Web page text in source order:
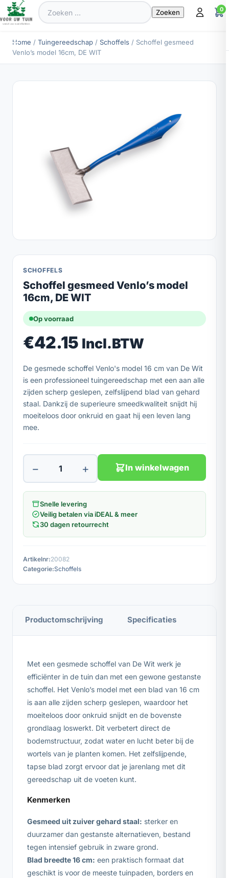
Zoeken
naar:
0
Home / Tuingereedschap / Schoffels / Schoffel gesmeed
Venlo’s model 16cm, DE WIT
SCHOFFELS
Schoffel gesmeed Venlo’s model
16cm, DE WIT
Op voorraad
€42.15 Incl.BTW
De gesmede schoffel Venlo's model 16 cm van De Wit
is een professioneel tuingereedschap met een aan alle
zijden scherp geslepen, zelfslijpend blad van gehard
staal. Dankzij de superieure smeedkwaliteit snijdt hij
moeiteloos door onkruid en gaat hij een leven lang
mee.
− + In winkelwagen
Snelle levering
Veilig betalen via iDEAL & meer
30 dagen retourrecht
Artikelnr:20082
Categorie:Schoffels
Productomschrijving Specificaties
Met een gesmede schoffel van De Wit werk je
efficiënter in de tuin dan met een gewone gestanste
schoffel. Het Venlo’s model met een blad van 16 cm
is aan alle zijden scherp geslepen, waardoor het
moeiteloos door onkruid snijdt en de bovenste
grondlaag loswerkt. Dit verbetert direct de
bodemstructuur, zodat water en lucht beter bij de
wortels van je planten komen. Het zelfslijpende,
tapse blad zorgt ervoor dat je jarenlang met dit
gereedschap uit de voeten kunt.
Kenmerken
Gesmeed uit zuiver gehard staal: sterker en
duurzamer dan gestanste alternatieven, bestand
tegen intensief gebruik in zware grond.
Blad breedte 16 cm: een praktisch formaat dat
geschikt is voor de meeste tuinpaden, borders en